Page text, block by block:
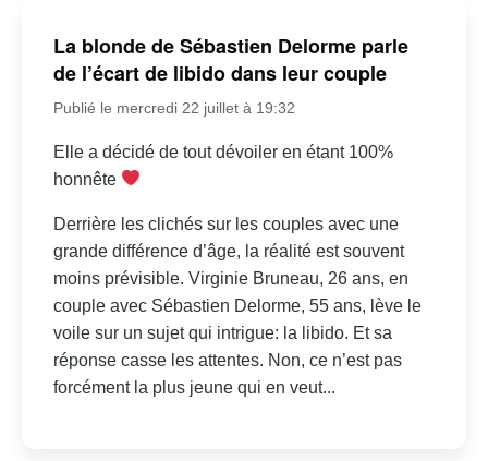
La blonde de Sébastien Delorme parle
de l’écart de libido dans leur couple
Publié le mercredi 22 juillet à 19:32
Elle a décidé de tout dévoiler en étant 100%
honnête
Derrière les clichés sur les couples avec une
grande différence d’âge, la réalité est souvent
moins prévisible. Virginie Bruneau, 26 ans, en
couple avec Sébastien Delorme, 55 ans, lève le
voile sur un sujet qui intrigue: la libido. Et sa
réponse casse les attentes. Non, ce n’est pas
forcément la plus jeune qui en veut...